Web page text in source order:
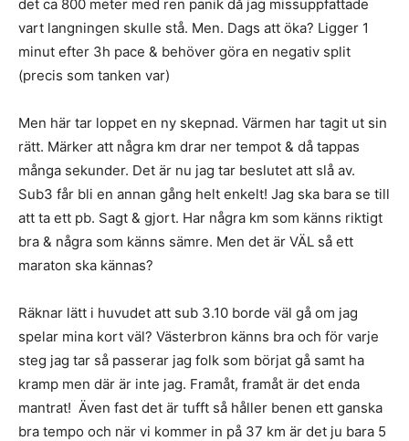
det ca 800 meter med ren panik då jag missuppfattade
vart langningen skulle stå. Men. Dags att öka? Ligger 1
minut efter 3h pace & behöver göra en negativ split
(precis som tanken var)
Men här tar loppet en ny skepnad. Värmen har tagit ut sin
rätt. Märker att några km drar ner tempot & då tappas
många sekunder. Det är nu jag tar beslutet att slå av.
Sub3 får bli en annan gång helt enkelt! Jag ska bara se till
att ta ett pb. Sagt & gjort. Har några km som känns riktigt
bra & några som känns sämre. Men det är VÄL så ett
maraton ska kännas?
Räknar lätt i huvudet att sub 3.10 borde väl gå om jag
spelar mina kort väl? Västerbron känns bra och för varje
steg jag tar så passerar jag folk som börjat gå samt ha
kramp men där är inte jag. Framåt, framåt är det enda
mantrat! Även fast det är tufft så håller benen ett ganska
bra tempo och när vi kommer in på 37 km är det ju bara 5